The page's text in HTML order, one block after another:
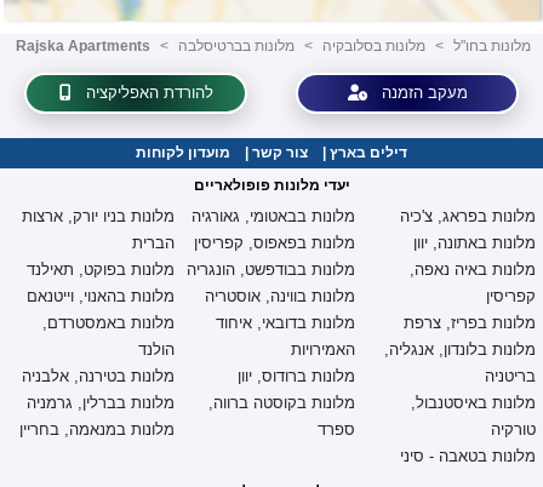
Rajska Apartments < מלונות בברטיסלבה < מלונות בסלובקיה < מלונות בחו"ל
להורדת האפליקציה מעקב הזמנה
דילים בארץ צור קשר
מועדון לקוחות
יעדי מלונות פופולאריים
מלונות בניו יורק, ארצות
הברית
מלונות בפוקט, תאילנד
מלונות בהאנוי, וייטנאם
מלונות באמסטרדם,
הולנד
מלונות בטירנה, אלבניה
מלונות בברלין, גרמניה
מלונות במנאמה, בחריין
מלונות בבאטומי, גאורגיה
מלונות בפאפוס, קפריסין
מלונות בבודפשט, הונגריה
מלונות בווינה, אוסטריה
מלונות בדובאי, איחוד
האמירויות
מלונות ברודוס, יוון
מלונות בקוסטה ברווה,
ספרד
מלונות בפראג, צ'כיה
מלונות באתונה, יוון
מלונות באיה נאפה,
קפריסין
מלונות בפריז, צרפת
מלונות בלונדון, אנגליה,
בריטניה
מלונות באיסטנבול,
טורקיה
מלונות בטאבה - סיני